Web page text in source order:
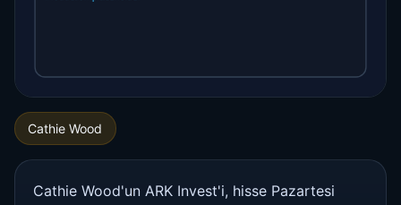
Cathie Wood
Cathie Wood'un ARK Invest'i, hisse Pazartesi